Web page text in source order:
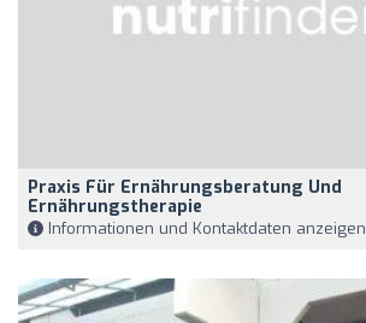
Praxis Für Ernährungsberatung Und
Ernährungstherapie
Informationen und Kontaktdaten anzeigen